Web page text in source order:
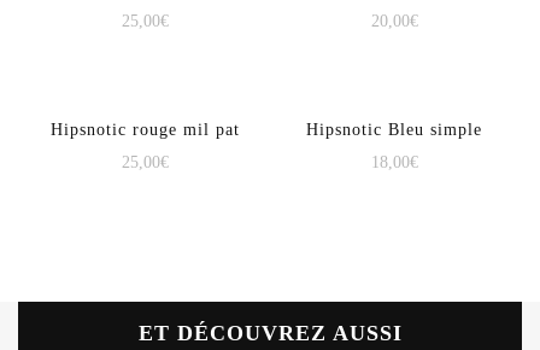
25,00€
20,00€
Hipsnotic rouge mil pat
25,00€
Hipsnotic Bleu simple
18,00€
ET DÉCOUVREZ AUSSI